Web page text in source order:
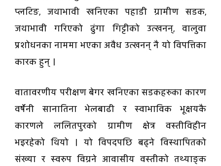
प्लटिङ, जथाभावी खनिएका पहाडी ग्रामीण सडक,
जथाभावी गरिएको ढुंगा गिट्टीको उत्खनन्, वालुवा
प्रशोधनका नाममा भएका अवैध उत्खनन् नै यो विपत्तिका
कारक हुन् ।
वातावरणीय परीक्षण बेगर खनिएका सडकहरुका कारण
वर्षेनी सानातिना भेलबाढी र स्वाभाविक भूक्षयकै
कारणले ललितपुरको ग्रामीण क्षेत्र वस्तीविहीन
भइरहेको थियो । यो विपदपछि बढ्ने विस्थापितको
संख्या र स्वरुप विग्रने आवासीय वस्तीको तथ्याङ्क